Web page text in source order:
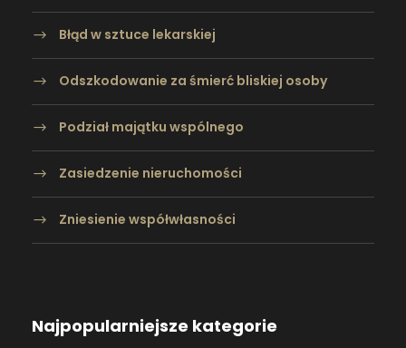
Błąd w sztuce lekarskiej
Odszkodowanie za śmierć bliskiej osoby
Podział majątku wspólnego
Zasiedzenie nieruchomości
Zniesienie współwłasności
Najpopularniejsze kategorie